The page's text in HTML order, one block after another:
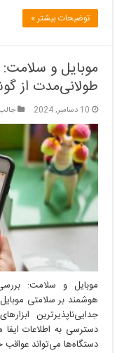
توضیحات بیشتر »
موبایل و سلامت:
طولانی‌مدت از
10 دسامبر, 2024
موبایل و سلامت:
هوشمند بر سلامتی
جدایی‌ناپذیرترین
دسترسی به اطلاعات
دستگاه‌ها می‌تواند